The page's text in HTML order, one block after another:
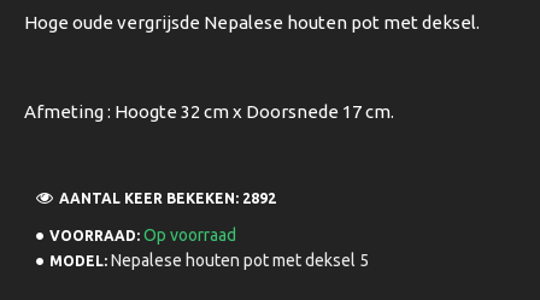
Hoge oude vergrijsde Nepalese houten pot met deksel.
Afmeting : Hoogte 32 cm x Doorsnede 17 cm.
VOORRAAD: Op voorraad
MODEL: Nepalese houten pot met deksel 5
AANTAL KEER BEKEKEN: 2892